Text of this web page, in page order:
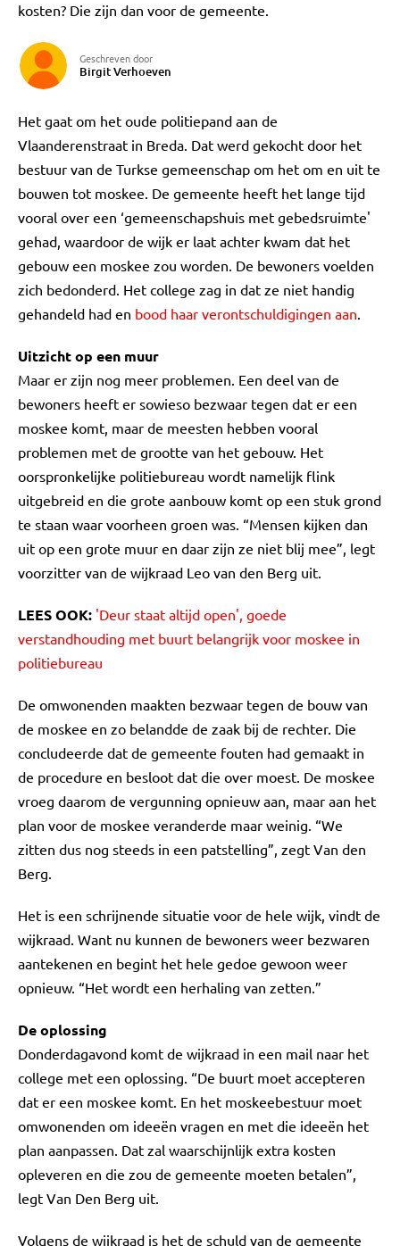
kosten? Die zijn dan voor de gemeente.
Geschreven door
Birgit Verhoeven
Het gaat om het oude politiepand aan de
Vlaanderenstraat in Breda. Dat werd gekocht door het
bestuur van de Turkse gemeenschap om het om en uit te
bouwen tot moskee. De gemeente heeft het lange tijd
vooral over een ‘gemeenschapshuis met gebedsruimte'
gehad, waardoor de wijk er laat achter kwam dat het
gebouw een moskee zou worden. De bewoners voelden
zich bedonderd. Het college zag in dat ze niet handig
gehandeld had en bood haar verontschuldigingen aan.
Uitzicht op een muur
Maar er zijn nog meer problemen. Een deel van de
bewoners heeft er sowieso bezwaar tegen dat er een
moskee komt, maar de meesten hebben vooral
problemen met de grootte van het gebouw. Het
oorspronkelijke politiebureau wordt namelijk flink
uitgebreid en die grote aanbouw komt op een stuk grond
te staan waar voorheen groen was. “Mensen kijken dan
uit op een grote muur en daar zijn ze niet blij mee”, legt
voorzitter van de wijkraad Leo van den Berg uit.
LEES OOK: 'Deur staat altijd open', goede
verstandhouding met buurt belangrijk voor moskee in
politiebureau
De omwonenden maakten bezwaar tegen de bouw van
de moskee en zo belandde de zaak bij de rechter. Die
concludeerde dat de gemeente fouten had gemaakt in
de procedure en besloot dat die over moest. De moskee
vroeg daarom de vergunning opnieuw aan, maar aan het
plan voor de moskee veranderde maar weinig. “We
zitten dus nog steeds in een patstelling”, zegt Van den
Berg.
Het is een schrijnende situatie voor de hele wijk, vindt de
wijkraad. Want nu kunnen de bewoners weer bezwaren
aantekenen en begint het hele gedoe gewoon weer
opnieuw. “Het wordt een herhaling van zetten.”
De oplossing
Donderdagavond komt de wijkraad in een mail naar het
college met een oplossing. “De buurt moet accepteren
dat er een moskee komt. En het moskeebestuur moet
omwonenden om ideeën vragen en met die ideeën het
plan aanpassen. Dat zal waarschijnlijk extra kosten
opleveren en die zou de gemeente moeten betalen”,
legt Van Den Berg uit.
Volgens de wijkraad is het de schuld van de gemeente